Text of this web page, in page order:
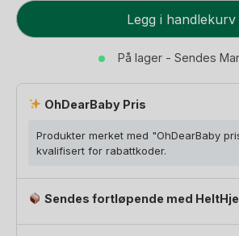
BIBS
Supreme
Dråpeform,
Silikon
Legg i handlekurv
På lager - Sendes
OhDearBaby Pris
Produkter merket med "OhDearBaby
kvalifisert for rabattkoder.
Sendes fortløpende med